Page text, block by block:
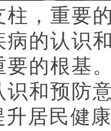
，重要
的认识
要的根基
识和预防
居民健